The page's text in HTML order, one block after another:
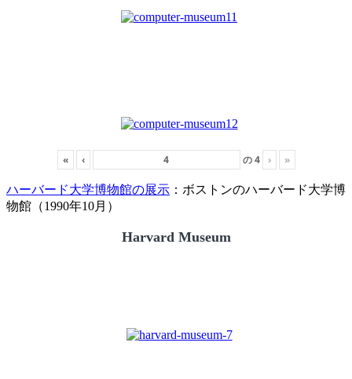
« ‹ の4 › »
ハーバード大学博物館の展示 ：ボストンのハーバード大学博
物館（1990年10月）
Harvard Museum